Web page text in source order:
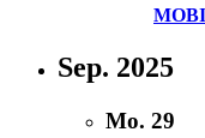
Sep. 2025
Mo. 29